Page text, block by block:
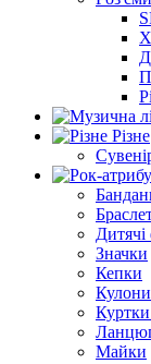
Різне
Значки
Кепки
Кулони
Майки